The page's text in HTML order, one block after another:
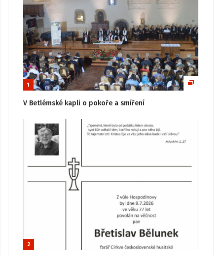
1
V Betlémské kapli o pokoře a smíření
2